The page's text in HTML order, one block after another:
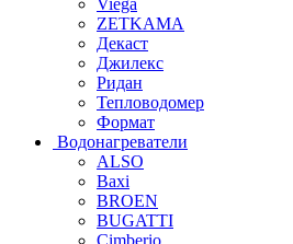
ZETKAMA
Декаст
Джилекс
Ридан
Тепловодомер
Формат
Водонагреватели
ALSO
Baxi
BROEN
BUGATTI
Cimberio